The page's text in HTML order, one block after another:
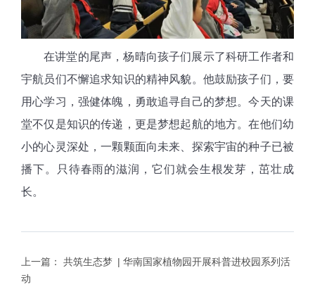
在讲堂的尾声，杨晴向孩子们展示了科研工作者和
宇航员们不懈追求知识的精神风貌。他鼓励孩子们，要
用心学习，强健体魄，勇敢追寻自己的梦想。今天的课
堂不仅是知识的传递，更是梦想起航的地方。在他们幼
小的心灵深处，一颗颗面向未来、探索宇宙的种子已被
播下。只待春雨的滋润，它们就会生根发芽，茁壮成
长。
上一篇：
共筑生态梦 | 华南国家植物园开展科普进校园系列活
动